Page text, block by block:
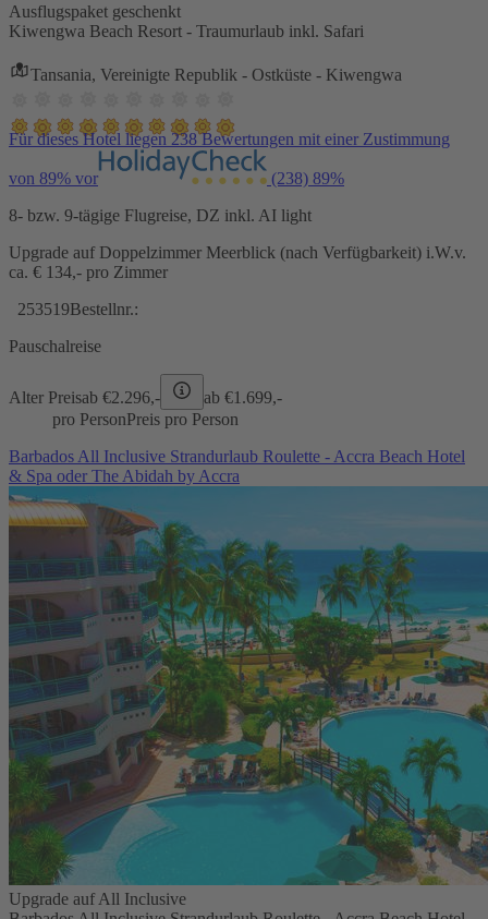
Ausflugspaket geschenkt
Kiwengwa Beach Resort - Traumurlaub inkl. Safari
Tansania, Vereinigte Republik - Ostküste - Kiwengwa
Für dieses Hotel liegen 238 Bewertungen mit einer Zustimmung
von 89% vor (238) 89%
8- bzw. 9-tägige Flugreise, DZ inkl. AI light
Upgrade auf Doppelzimmer Meerblick (nach Verfügbarkeit) i.W.v.
ca. € 134,- pro Zimmer
253519Bestellnr.:
Pauschalreise
Alter Preisab €2.296,- ab €1.699,-
pro PersonPreis pro Person
Barbados All Inclusive Strandurlaub Roulette - Accra Beach Hotel
& Spa oder The Abidah by Accra
Upgrade auf All Inclusive